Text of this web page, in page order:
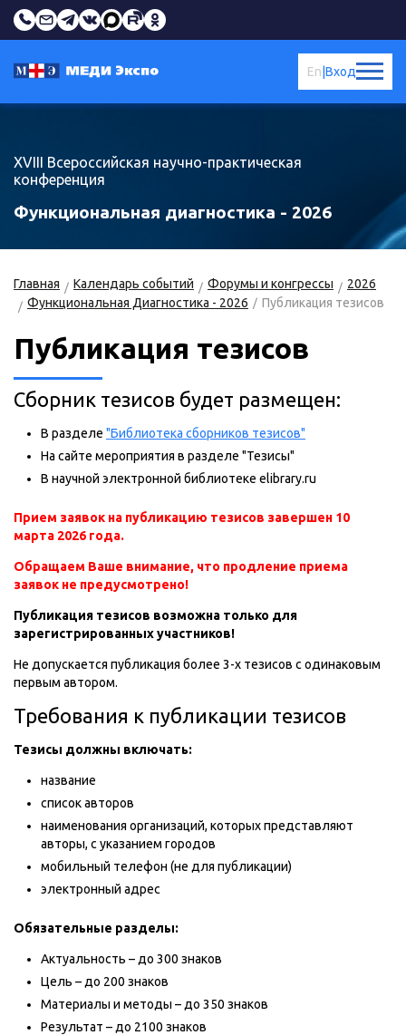
Вход
En
XVIII Всероссийская научно-практическая
конференция
Функциональная диагностика - 2026
Главная Календарь событий Форумы и конгрессы
2026
Функциональная Диагностика - 2026
Публикация тезисов
Публикация тезисов
Сборник тезисов будет размещен:
В разделе "Библиотека сборников тезисов"
На сайте мероприятия в разделе "Тезисы"
В научной электронной библиотеке elibrary.ru
Прием заявок на публикацию тезисов завершен 10
марта 2026 года.
Обращаем Ваше внимание, что продление приема
заявок не предусмотрено!
Публикация тезисов возможна только для
зарегистрированных участников!
Не допускается публикация более 3-х тезисов с одинаковым
первым автором.
Требования к публикации тезисов
Тезисы должны включать:
название
список авторов
наименования организаций, которых представляют
авторы, с указанием городов
мобильный телефон (не для публикации)
электронный адрес
Обязательные разделы:
Актуальность – до 300 знаков
Цель – до 200 знаков
Материалы и методы – до 350 знаков
Результат – до 2100 знаков